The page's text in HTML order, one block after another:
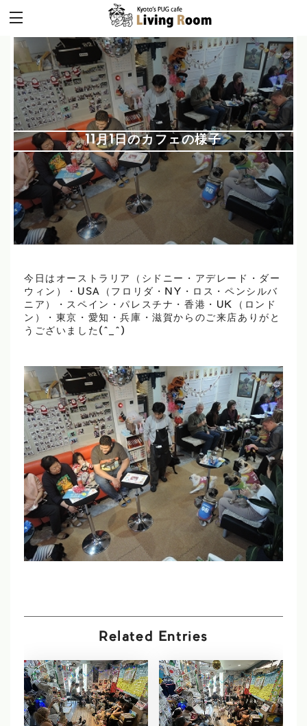
11月1日のカフェの様子
今日はオーストラリア（シドニー・アデレード・ダー
ウィン）・USA（フロリダ・NY・ロス・ペンシルバ
ニア）・スペイン・パレスチナ・香港・UK（ロンド
ン）・東京・愛知・兵庫・滋賀からのご来店ありがと
うございました(^_^)
Related Entries